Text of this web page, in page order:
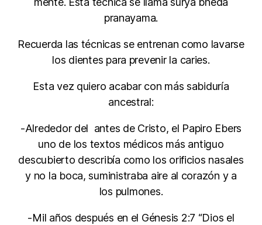
pranayama.
Recuerda las técnicas se entrenan como lavarse
los dientes para prevenir la caries.
Esta vez quiero acabar con más sabiduría
ancestral:
-Alrededor del antes de Cristo, el Papiro Ebers
uno de los textos médicos más antiguo
descubierto describía como los orificios nasales
y no la boca, suministraba aire al corazón y a
los pulmones.
-Mil años después en el Génesis 2:7 “Dios el